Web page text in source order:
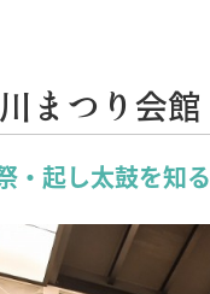
まつり会館
・起し太鼓を知る